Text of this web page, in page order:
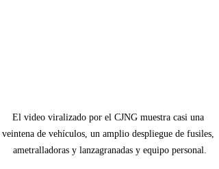
El video viralizado por el CJNG muestra casi una
veintena de vehículos, un amplio despliegue de fusiles,
ametralladoras y lanzagranadas y equipo personal.